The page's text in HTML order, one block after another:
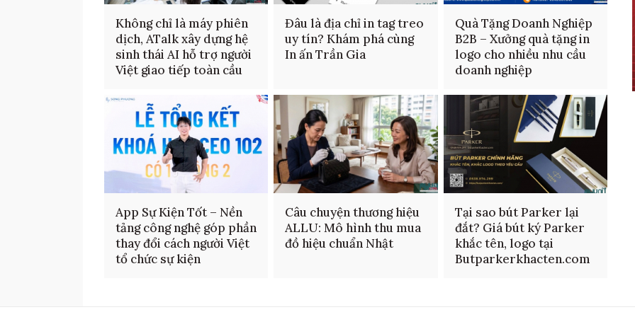
Không chỉ là máy phiên
dịch, ATalk xây dựng hệ
sinh thái AI hỗ trợ người
Việt giao tiếp toàn cầu
Đâu là địa chỉ in tag treo
uy tín? Khám phá cùng
In ấn Trần Gia
Quà Tặng Doanh Nghiệp
B2B – Xưởng quà tặng in
logo cho nhiều nhu cầu
doanh nghiệp
App Sự Kiện Tốt – Nền
tảng công nghệ góp phần
thay đổi cách người Việt
tổ chức sự kiện
Câu chuyện thương hiệu
ALLU: Mô hình thu mua
đồ hiệu chuẩn Nhật
Tại sao bút Parker lại
đắt? Giá bút ký Parker
khắc tên, logo tại
Butparkerkhacten.com